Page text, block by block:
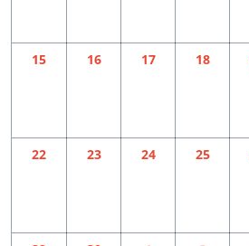
15 16 17 18
22 23 24 25